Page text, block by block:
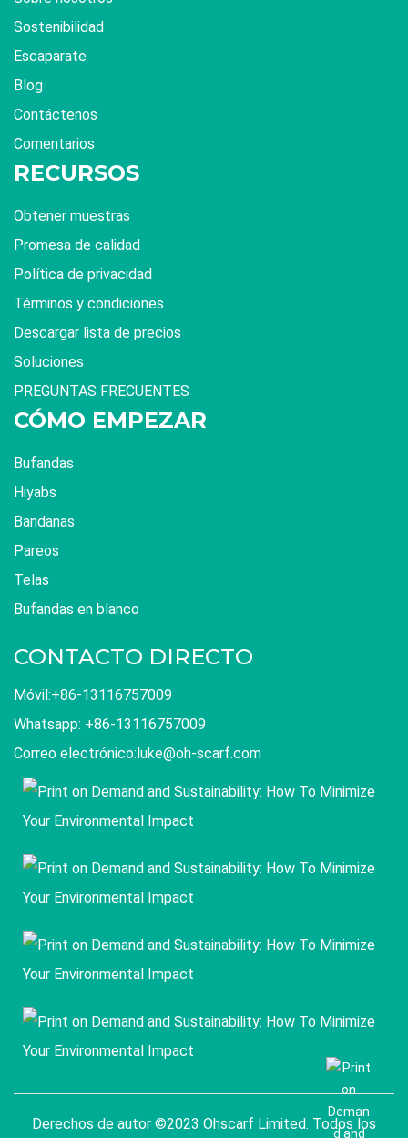
Sostenibilidad
Escaparate
Blog
Contáctenos
Comentarios
RECURSOS
Obtener muestras
Promesa de calidad
Política de privacidad
Términos y condiciones
Descargar lista de precios
Soluciones
PREGUNTAS FRECUENTES
CÓMO EMPEZAR
Bufandas
Hiyabs
Bandanas
Pareos
Telas
Bufandas en blanco
CONTACTO DIRECTO
Móvil:+86-13116757009
Whatsapp: +86-13116757009
Correo electrónico:luke@oh-scarf.com
Derechos de autor ©2023 Ohscarf Limited. Todos los